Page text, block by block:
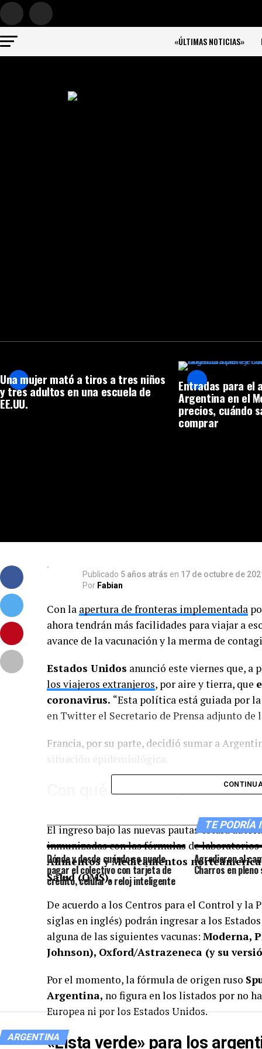
«ÚLTIMAS NOTICIAS»
Una mujer mató a tiros a tres niños
y tres adultos en una escuela de
EE.UU.
Entradas para el
Argentina en el
precios, cuándo
comprar
Publicado 5 años atrás en 17 de octubre de
Por Fabian
Con la apertura de fronteras implementada
ahora tendrán más facilidades para viajar a
avance de la vacunación y la merma de
Estados Unidos anunció este viernes que, a
los viajeros extranjeros, por aire y tierra, que
coronavirus. “Esta política está guiada por
en Twitter el Secretario de Prensa adjunto de
Francia, por su parte, decidió sumar a
situación epidemiológica.
Con qué vacunas
El ingreso bajo las nuevas pautas estará
inmunizadas con las fórmulas de laboratorios
Alimentos y Medicamentos
Salud (OMS),
De acuerdo a los Centros para el Control y la
siglas en inglés) podrán ingresar a los
alguna de las siguientes vacunas: Moderna,
Johnson), Oxford/Astrazeneca (y su
Por el momento, la fórmula de origen ruso
Argentina, no figura en los listados por no
Europea ni por los Estados Unidos.
«Lista verde» para los
TE PODRÍA
Dónde y desde cuándo se puede
pagar el colectivo con tarjeta de
crédito, celular o reloj inteligente
Agredieron al
Charros en pleno
ARGENTINA